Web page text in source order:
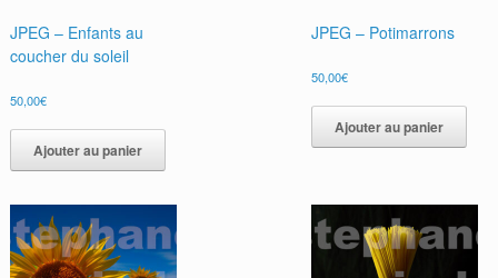
JPEG – Enfants au
coucher du soleil
50,00€
Ajouter au panier
JPEG – Potimarrons
50,00€
Ajouter au panier